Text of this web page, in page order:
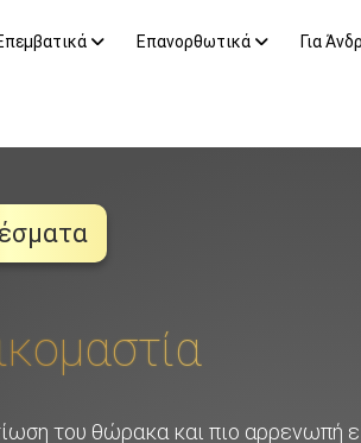
Επανορθωτικά Για
του θώρακα και πιο αρρενωπή